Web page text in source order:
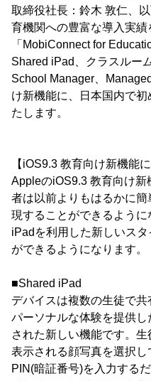
取締役社長：鈴木 敦仁、
育機関への豊富な導入実
「MobiConnect for
Shared iPad、クラスルー
School Manager、
け新機能に、日本国内で
たします。
【iOS9.3 教育向け新機能に
AppleのiOS9.3 教育向け
者は以前よりもはるかに
現することができるよう
iPadを利用した新しいス
ができるようになります。
■Shared iPad
デバイスは複数の生徒で
パーソナルな体験を提供
された新しい機能です。
表示される顔写真を選択
PIN(暗証番号)を入力する